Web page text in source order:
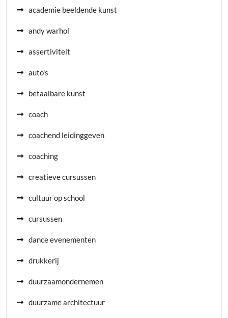
academie beeldende kunst
andy warhol
assertiviteit
auto's
betaalbare kunst
coach
coachend leidinggeven
coaching
creatieve cursussen
cultuur op school
cursussen
dance evenementen
drukkerij
duurzaamondernemen
duurzame architectuur